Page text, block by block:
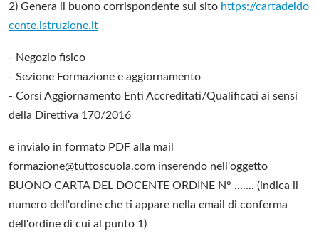
2) Genera il buono corrispondente sul sito https://cartadeldo
cente.istruzione.it
- Negozio fisico
- Sezione Formazione e aggiornamento
- Corsi Aggiornamento Enti Accreditati/Qualificati ai sensi
della Direttiva 170/2016
e invialo in formato PDF alla mail
formazione@tuttoscuola.com inserendo nell'oggetto
BUONO CARTA DEL DOCENTE ORDINE N° ....... (indica il
numero dell'ordine che ti appare nella email di conferma
dell'ordine di cui al punto 1)